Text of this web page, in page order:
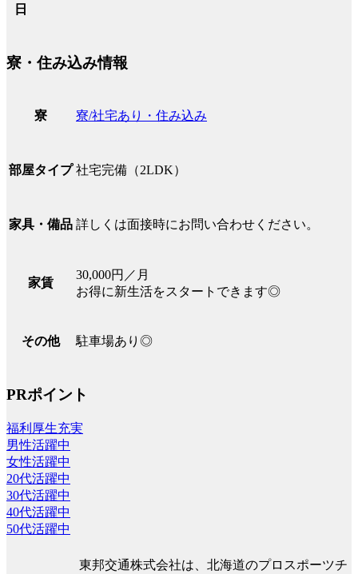
日
寮・住み込み情報
寮 寮/社宅あり・住み込み
部屋タイプ 社宅完備（2LDK）
家具・備品 詳しくは面接時にお問い合わせください。
家賃
30,000円／月
お得に新生活をスタートできます◎
その他 駐車場あり◎
PRポイント
福利厚生充実
男性活躍中
女性活躍中
20代活躍中
30代活躍中
40代活躍中
50代活躍中
東邦交通株式会社は、北海道のプロスポーツチ